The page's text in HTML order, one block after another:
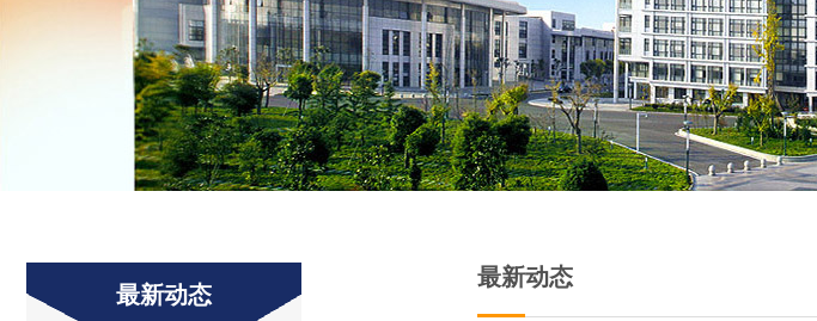
最新动态
最新动态